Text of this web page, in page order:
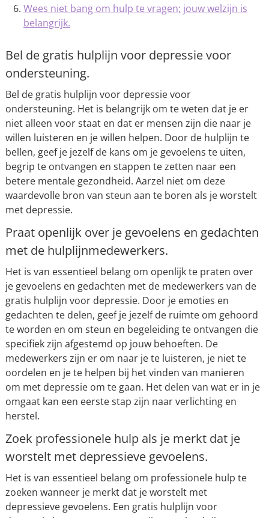
Wees niet bang om hulp te vragen; jouw welzijn is
belangrijk.
Bel de gratis hulplijn voor depressie voor
ondersteuning.
Bel de gratis hulplijn voor depressie voor
ondersteuning. Het is belangrijk om te weten dat je er
niet alleen voor staat en dat er mensen zijn die naar je
willen luisteren en je willen helpen. Door de hulplijn te
bellen, geef je jezelf de kans om je gevoelens te uiten,
begrip te ontvangen en stappen te zetten naar een
betere mentale gezondheid. Aarzel niet om deze
waardevolle bron van steun aan te boren als je worstelt
met depressie.
Praat openlijk over je gevoelens en gedachten
met de hulplijnmedewerkers.
Het is van essentieel belang om openlijk te praten over
je gevoelens en gedachten met de medewerkers van de
gratis hulplijn voor depressie. Door je emoties en
gedachten te delen, geef je jezelf de ruimte om gehoord
te worden en om steun en begeleiding te ontvangen die
specifiek zijn afgestemd op jouw behoeften. De
medewerkers zijn er om naar je te luisteren, je niet te
oordelen en je te helpen bij het vinden van manieren
om met depressie om te gaan. Het delen van wat er in je
omgaat kan een eerste stap zijn naar verlichting en
herstel.
Zoek professionele hulp als je merkt dat je
worstelt met depressieve gevoelens.
Het is van essentieel belang om professionele hulp te
zoeken wanneer je merkt dat je worstelt met
depressieve gevoelens. Een gratis hulplijn voor